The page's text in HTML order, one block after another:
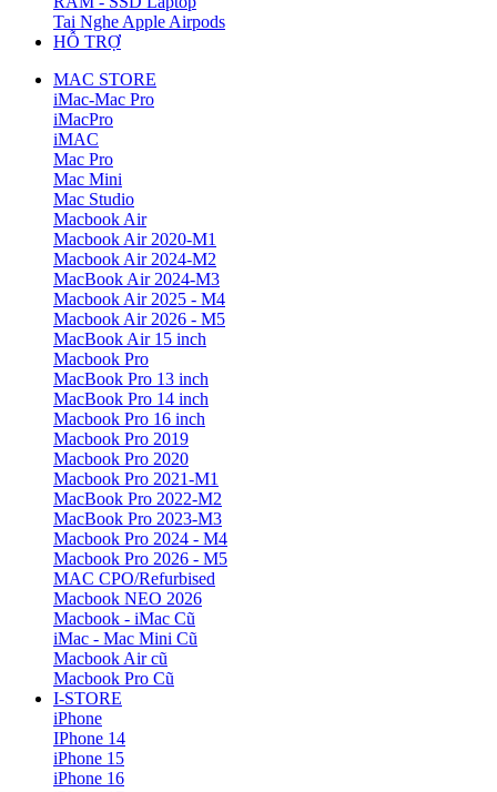
Tai Nghe Apple Airpods
HỖ TRỢ
MAC STORE
iMac-Mac Pro
iMacPro
iMAC
Mac Pro
Mac Mini
Mac Studio
Macbook Air
Macbook Air 2020-M1
Macbook Air 2024-M2
MacBook Air 2024-M3
Macbook Air 2025 - M4
Macbook Air 2026 - M5
MacBook Air 15 inch
Macbook Pro
MacBook Pro 13 inch
MacBook Pro 14 inch
Macbook Pro 16 inch
Macbook Pro 2019
Macbook Pro 2020
Macbook Pro 2021-M1
MacBook Pro 2022-M2
MacBook Pro 2023-M3
Macbook Pro 2024 - M4
Macbook Pro 2026 - M5
MAC CPO/Refurbised
Macbook NEO 2026
Macbook - iMac Cũ
iMac - Mac Mini Cũ
Macbook Air cũ
Macbook Pro Cũ
I-STORE
iPhone
IPhone 14
iPhone 15
iPhone 16